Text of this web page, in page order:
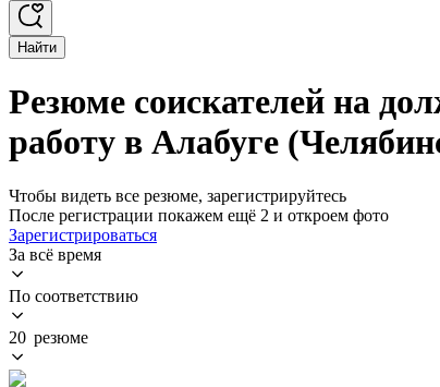
Найти
Резюме соискателей на
работу в Алабуге
Чтобы видеть все резюме, зарегистрируйтесь
После регистрации покажем ещё 2 и откроем фото
Зарегистрироваться
За всё время
По соответствию
20 резюме